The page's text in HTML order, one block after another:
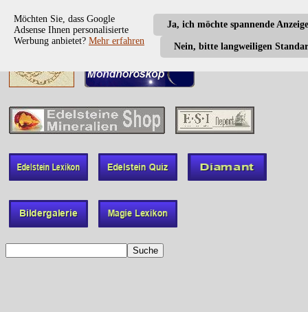
Ja, ich möchte spannende
Nein, bitte langweiligen
Möchten Sie, dass Google
Adsense Ihnen personalisierte
Werbung anbietet? Mehr erfahren